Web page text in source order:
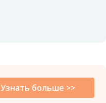
Узнать больше >>